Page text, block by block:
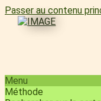
Passer au contenu
Menu
Méthode